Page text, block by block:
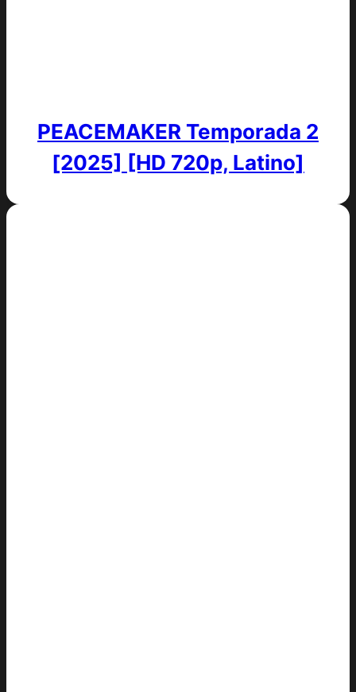
PEACEMAKER Temporada 2
[2025] [HD 720p, Latino]